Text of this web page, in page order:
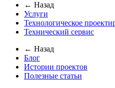
← Назад
Услуги
Технологическое
Технический сервис
← Назад
Блог
Истории проектов
Полезные статьи